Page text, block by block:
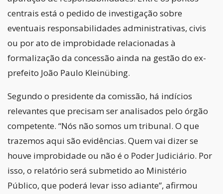
centrais está o pedido de investigação sobre
eventuais responsabilidades administrativas, civis
ou por ato de improbidade relacionadas à
formalização da concessão ainda na gestão do ex-
prefeito João Paulo Kleinübing.
Segundo o presidente da comissão, há indícios
relevantes que precisam ser analisados pelo órgão
competente. “Nós não somos um tribunal. O que
trazemos aqui são evidências. Quem vai dizer se
houve improbidade ou não é o Poder Judiciário. Por
isso, o relatório será submetido ao Ministério
Público, que poderá levar isso adiante”, afirmou